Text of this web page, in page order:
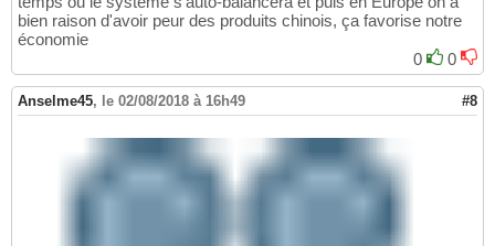
bien raison d'avoir peur des produits chinois, ça favorise notre
économie
0
0
Anselme45, le 02/08/2018 à 16h49 #8